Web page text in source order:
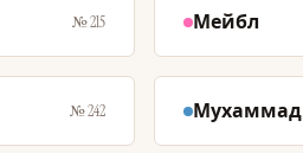
№ 215 Мейбл
№ 242 Мухаммад